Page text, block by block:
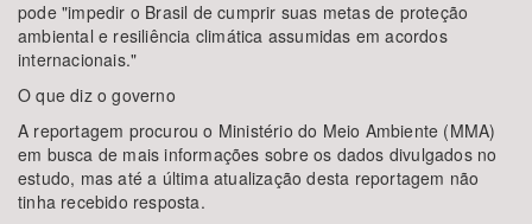
pode "impedir o Brasil de cumprir suas metas de proteção
ambiental e resiliência climática assumidas em acordos
internacionais."
O que diz o governo
A reportagem procurou o Ministério do Meio Ambiente (MMA)
em busca de mais informações sobre os dados divulgados no
estudo, mas até a última atualização desta reportagem não
tinha recebido resposta.